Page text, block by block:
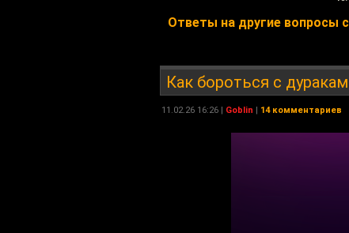
Ответы на другие вопросы
Как бороться с
11.02.26 16:26 | Goblin | 14 комментариев